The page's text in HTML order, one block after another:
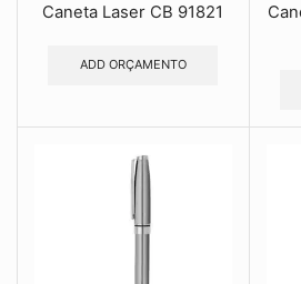
Caneta Laser CB 91821
ADD ORÇAMENTO